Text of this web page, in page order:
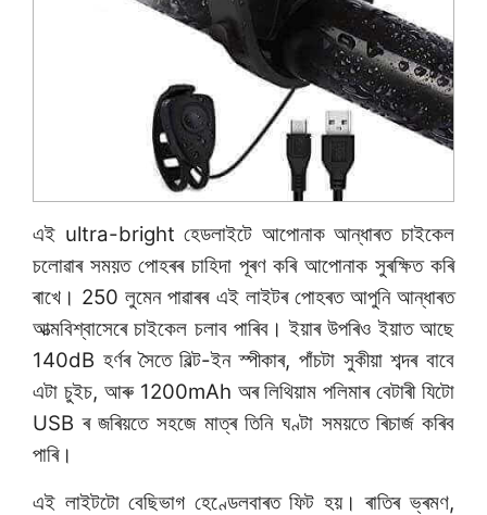
এই ultra-bright হেডলাইটে আপোনাক আন্ধাৰত চাইকেল
চলোৱাৰ সময়ত পোহৰৰ চাহিদা পূৰণ কৰি আপোনাক সুৰক্ষিত কৰি
ৰাখে। 250 লুমেন পাৱাৰৰ এই লাইটৰ পোহৰত আপুনি আন্ধাৰত
আত্মবিশ্বাসেৰে চাইকেল চলাব পাৰিব। ইয়াৰ উপৰিও ইয়াত আছে
140dB হৰ্ণৰ সৈতে বিল্ট-ইন স্পীকাৰ, পাঁচটা সুকীয়া শব্দৰ বাবে
এটা চুইচ, আৰু 1200mAh অৰ লিথিয়াম পলিমাৰ বেটাৰী যিটো
USB ৰ জৰিয়তে সহজে মাত্ৰ তিনি ঘণ্টা সময়তে ৰিচাৰ্জ কৰিব
পাৰি।
এই লাইটটো বেছিভাগ হেণ্ডেলবাৰত ফিট হয়। ৰাতিৰ ভ্ৰমণ,